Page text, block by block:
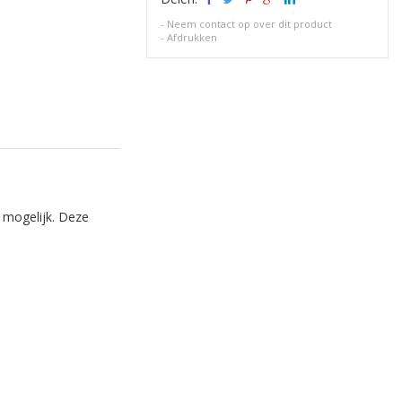
Deze
- Neem contact op over dit product
-Afdrukken